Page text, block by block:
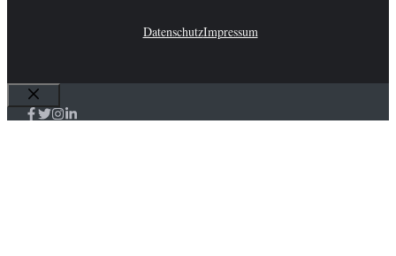
DatenschutzImpressum
Schließen